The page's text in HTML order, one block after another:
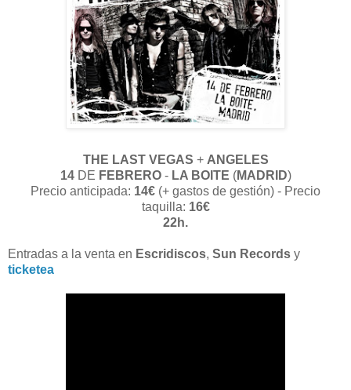
THE LAST VEGAS + ANGELES
14 DE FEBRERO - LA BOITE (MADRID)
Precio anticipada: 14€ (+ gastos de gestión) - Precio
taquilla: 16€
22h.
Entradas a la venta en Escridiscos, Sun Records y
ticketea